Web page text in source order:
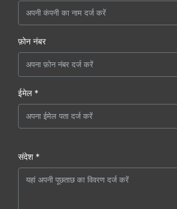
फ़ोन नंबर
ईमेल *
संदेश *